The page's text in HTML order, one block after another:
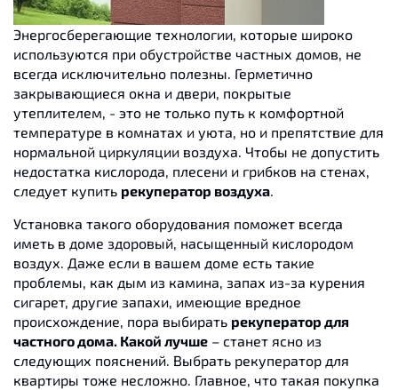
Энергосберегающие технологии, которые широко
используются при обустройстве частных домов, не
всегда исключительно полезны. Герметично
закрывающиеся окна и двери, покрытые
утеплителем, - это не только путь к комфортной
температуре в комнатах и ​​уюта, но и препятствие для
нормальной циркуляции воздуха. Чтобы не допустить
недостатка кислорода, плесени и грибков на стенах,
следует купить рекуператор воздуха.
Установка такого оборудования поможет всегда
иметь в доме здоровый, насыщенный кислородом
воздух. Даже если в вашем доме есть такие
проблемы, как дым из камина, запах из-за курения
сигарет, другие запахи, имеющие вредное
происхождение, пора выбирать рекуператор для
частного дома. Какой лучше – станет ясно из
следующих пояснений. Выбрать рекуператор для
квартиры тоже несложно. Главное, что такая покупка